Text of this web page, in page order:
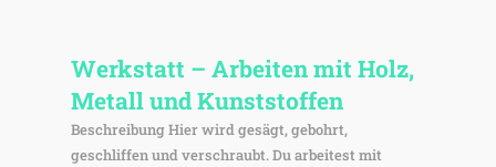
Werk­statt – Arbeiten mit Holz,
Metall und Kunststoffen
Beschrei­bung Hier wird gesägt, gebohrt,
geschliffen und verschraubt. Du arbei­test mit